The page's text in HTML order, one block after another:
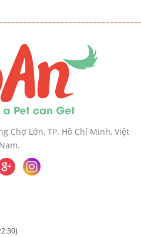
Chợ Lớn, TP. Hồ Chí Minh, Việt
Nam.